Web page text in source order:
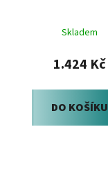
Skladem
1.424 Kč
DO KOŠÍKU